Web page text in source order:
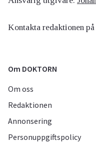
Kontakta redaktionen på
Om DOKTORN
Om oss
Redaktionen
Annonsering
Personuppgiftspolicy